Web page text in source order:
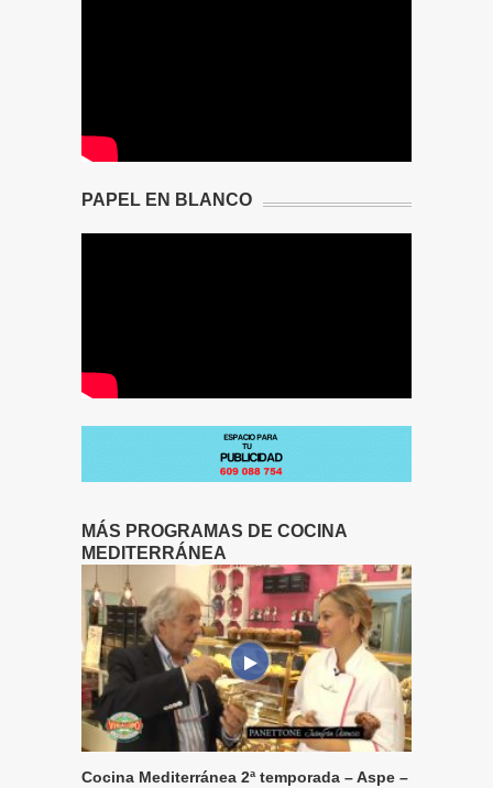
PAPEL EN BLANCO
MÁS PROGRAMAS DE COCINA
MEDITERRÁNEA
Cocina Mediterránea 2ª temporada – Aspe –